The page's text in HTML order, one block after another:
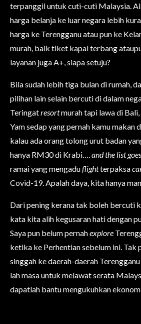
terpanggil untuk cuti-cuti Malaysia.
harga belanja ke luar negara lebih
harga ke Terengganu atau pun ke
murah, baik tiket kapal terbang
layanan juga A+, siapa setuju?
Bila sudah lebih tiga bulan di rumah,
pilihan lain selain bercuti di dalam
Teringatresortmurah tapi lawa di
Yam sedap yang pernah kamu makan
kalau ada orang tolong urut badan
hanya RM30 di Krabi…. and the list
ramai yang mengaduflightterpaksa
Covid-19. Apalah daya, kita hanya
Dari pening kerana tak boleh bercuti
kata kita alih kegusaran hati dengan
Saya pun belum pernahexplore
ketika ke Perhentian sebelum ini. Tak
singgah ke daerah-daerah
lah masa untuk melawat serata
dapatlah bantu mengukuhkan